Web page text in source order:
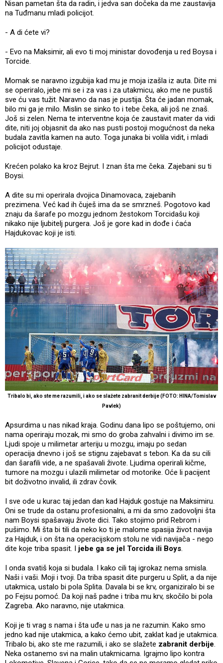
Nisan pametan šta da radin, i jedva san dočeka da me zaustavija
na Tuđmanu mladi policijot.
- A di ćete vi?
- Evo na Maksimir, ali evo ti moj ministar dovođenja u red Boysa i
Torcide.
Momak se naravno izgubija kad mu je moja izašla iz auta. Dite mi
se operiralo, jebe mi se i za vas i za utakmicu, ako me ne pustiš
sve ću vas tužit. Naravno da nas je pustija. Šta će jadan momak,
bilo mi ga je milo. Mislin se sinko to i tebe čeka, ali još ne znaš.
Još si zelen. Nema te interventne koja će zaustavit mater da vidi
dite, niti joj objasnit da ako nas pusti postoji mogućnost da neka
budala zavitla kamen na auto. Toga junaka bi volila vidit, i mladi
policijot odustaje.
Krećen polako ka kroz Bejrut. I znan šta me čeka. Zajebani su ti
Boysi.
A dite su mi operirala dvojica Dinamovaca, zajebanih
prezimena. Već kad ih čuješ ima da se smrzneš. Pogotovo kad
znaju da šarafe po mozgu jednom žestokom Torcidašu koji
nikako nije ljubitelj purgera. Još je gore kad in dođe i ćaća
Hajdukovac koji je isti.
Tribalo bi, ako ste me razumili, i ako se slažete zabranit derbije (FOTO: HINA/Tomislav
Pavlek)
Apsurdima u nas nikad kraja. Godinu dana lipo se poštujemo, oni
nama operiraju mozak, mi smo do groba zahvalni i divimo im se.
Ljudi spoje u milimetar arteriju u mozgu, imaju po sedan
operacija dnevno i još se stignu zajebavat s tebon. Ka da su cili
dan šarafili vide, a ne spašavali živote. Ljudima operirali kičme,
tumore na mozgu i ulazili milimetar od motorike. Oće li pacijent
bit doživotno invalid, ili zdrav čovik.
I sve ode u kurac taj jedan dan kad Hajduk gostuje na Maksimiru.
Oni se trude da ostanu profesionalni, a mi da smo zadovoljni šta
nam Boysi spašavaju živote dici. Tako stojimo prid Rebrom i
pušimo. Mi šta bi tili da neko ko ti je malome spasija život navija
za Hajduk, i on šta na operacijskom stolu ne vidi navijača - nego
dite koje triba spasit. I
jebe ga se jel Torcida ili Boys.
I onda svatiš koja si budala. I kako cili taj igrokaz nema smisla.
Naši i vaši. Moji i tvoji. Da triba spasit dite purgeru u Split, a da nije
utakmica, ustalo bi pola Splita. Davala bi se krv, organiziralo bi se
po Fejsu pomoć. Da koji naš padne i triba mu krv, skočilo bi pola
Zagreba. Ako naravno, nije utakmica.
Koji je ti vrag s nama i šta uđe u nas ja ne razumin. Kako smo
jedno kad nije utakmica, a kako ćemo ubit, zaklat kad je utakmica.
Tribalo bi, ako ste me razumili, i ako se slažete zabranit derbije.
Neka ostanemo svi na malin utakmicama. Igrajmo lipo kontra